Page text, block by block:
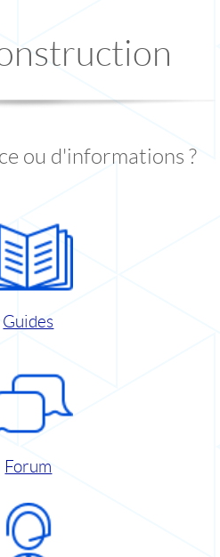
ou d'informations ?
Guides
Forum